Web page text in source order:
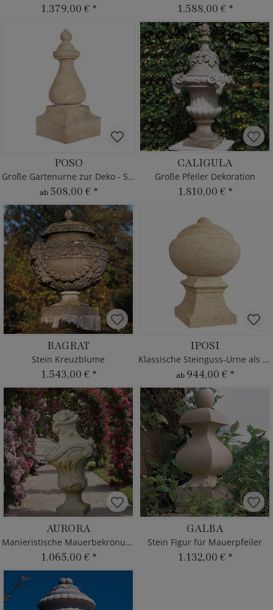
1.379,00 € * 1.588,00 € *
POSO
Große Gartenurne zur Deko - Steinguss
ab 508,00 € *
CALIGULA
Große Pfeiler Dekoration
1.810,00 € *
BAGRAT
Stein Kreuzblume
1.543,00 € *
IPOSI
Klassische Steinguss-Urne als Deko
ab 944,00 € *
AURORA
Manieristische Mauerbekrönung
1.065,00 € *
GALBA
Stein Figur für Mauerpfeiler
1.132,00 € *